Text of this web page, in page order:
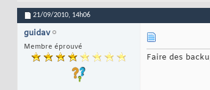
21/09/2010, 14h06
guidav
Membre éprouvé
Faire des